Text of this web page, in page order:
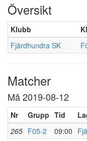
Översikt
Klubb
Fjärdhundra SK
Matcher
Må 2019-08-12
Nr Grupp Tid
265 F05-2 09:00